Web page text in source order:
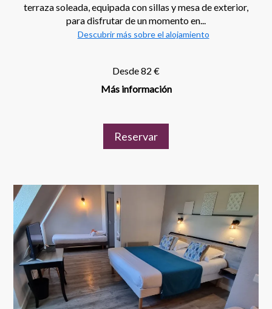
terraza soleada, equipada con sillas y mesa de exterior,
para disfrutar de un momento en...
Descubrir más sobre el alojamiento
Desde 82 €
Más información
Reservar